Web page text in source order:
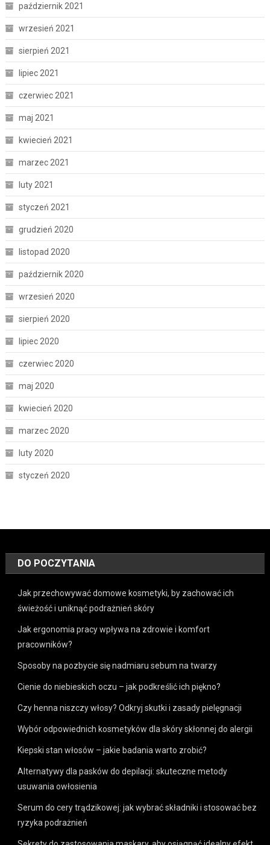
październik 2021
wrzesień 2021
sierpień 2021
lipiec 2021
czerwiec 2021
maj 2021
kwiecień 2021
marzec 2021
luty 2021
styczeń 2021
grudzień 2020
listopad 2020
październik 2020
wrzesień 2020
sierpień 2020
lipiec 2020
czerwiec 2020
maj 2020
kwiecień 2020
marzec 2020
luty 2020
styczeń 2020
DO POCZYTANIA
Jak przechowywać domowe kosmetyki, by zachować ich
świeżość i uniknąć podrażnień skóry
Jak ergonomia pracy wpływa na zdrowie i komfort
pracowników?
Sposoby na pozbycie się nadmiaru sebum na twarzy
Cienie do niebieskich oczu – jak podkreślić ich piękno?
Czy henna niszczy włosy? Odkryj skutki i zasady pielęgnacji
Wybór odpowiednich kosmetyków dla skóry skłonnej do alergii
Kiepski stan włosów – jakie badania warto zrobić?
Alternatywy dla pasków do depilacji: skuteczne metody
usuwania owłosienia
Serum do cery trądzikowej: jak wybrać składniki i stosować bez
ryzyka podrażnień